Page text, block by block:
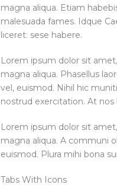
magna aliqua. Etiam
malesuada fames. Idque
liceret: sese habere.
Lorem ipsum dolor sit
magna aliqua. Phasellus
vel, euismod. Nihil hic
nostrud exercitation. At nos
Lorem ipsum dolor sit
magna aliqua. A communi
euismod. Plura mihi bona
Tabs With Icons